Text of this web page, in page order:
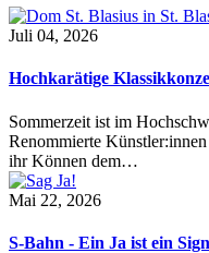
Juli 04, 2026
Hochkarätige
Sommerzeit ist im
Renommierte
ihr Können dem…
Mai 22, 2026
S-Bahn - Ein Ja ist ein